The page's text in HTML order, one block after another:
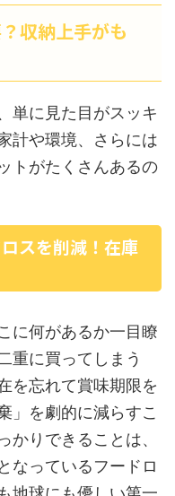
収納上手がも
単に見た目がスッキ
計や環境、さらには
トがたくさんあるの
スを削減！在庫
に何があるか一目瞭
重に買ってしまう
を忘れて賞味期限を
」を劇的に減らすこ
かりできることは、
なっているフードロ